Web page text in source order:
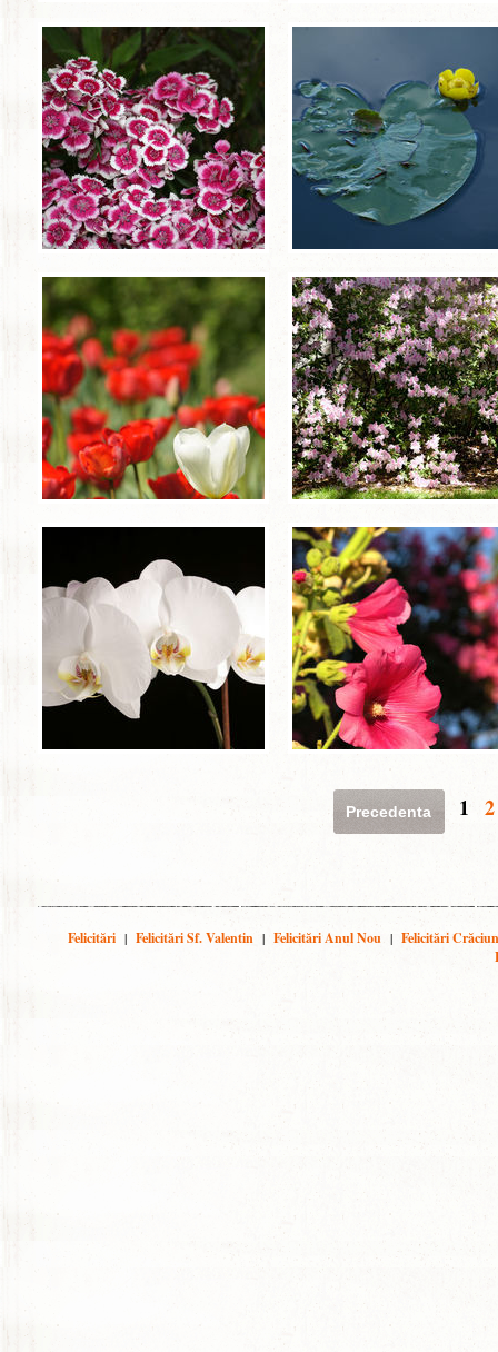
Precedenta 1 2
Felicitări | Felicitări Sf. Valentin | Felicitări Anul Nou | Felicitări